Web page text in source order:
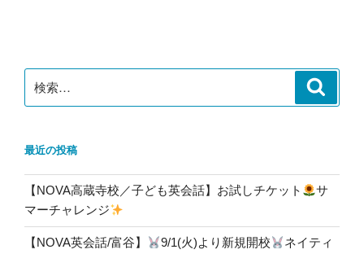
索:
最近の投稿
【NOVA高蔵寺校／子ども英会話】お試しチケット
サ
マーチャレンジ
【NOVA英会話/富谷】 9/1(火)より新規開校
ネイティ